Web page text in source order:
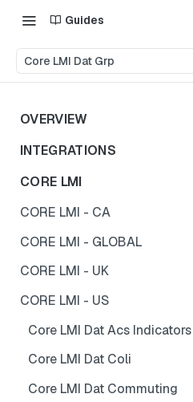
Guides
Core LMI Dat Grp
OVERVIEW
Important Note
INTEGRATIONS
Shares
CORE LMI
CORE LMI - CA
Core LMI Dat Demog
Core LMI Dat Ed
Core LMI Dat Ind
Core LMI Dat Occ
Core LMI Dat Unemp Ind
Core LMI Dat Wf Demog
CORE LMI - GLOBAL
Core LMI Detailed Dat Ind
Core LMI Detailed Dat Occ
Core LMI Detailed Dim Ind
Core LMI Detailed Dim Occ
Core LMI Detailed Meta
CORE LMI - UK
Core LMI Dat Demog
Core LMI Dat Econ Activity
Core LMI Dat Ind
Core LMI Dat Ind Gender Age
CORE LMI - US
Core LMI Dat Acs Indicators
Core LMI Dat Coli
Core LMI Dat Commuting